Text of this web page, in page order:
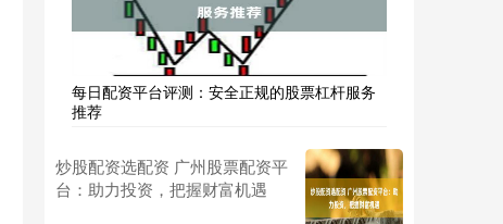
每日配资平台评测：安全正规的股票杠杆服务
推荐
炒股配资选配资 广州股票配资平
台：助力投资，把握财富机遇